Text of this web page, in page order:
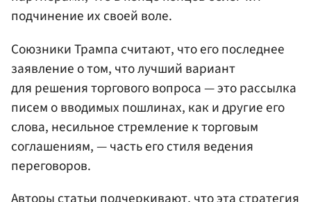
подчинение их своей воле.
Союзники Трампа считают, что его последнее
заявление о том, что лучший вариант
для решения торгового вопроса — это рассылка
писем о вводимых пошлинах, как и другие его
слова, несильное стремление к торговым
соглашениям, — часть его стиля ведения
переговоров.